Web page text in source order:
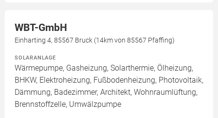
WBT-GmbH
Einharting 4, 85567 Bruck (14km von 85567 Pfaffing)
SOLARANLAGE
Wärmepumpe, Gasheizung, Solarthermie, Ölheizung,
BHKW, Elektroheizung, Fußbodenheizung, Photovoltaik,
Dämmung, Badezimmer, Architekt, Wohnraumlüftung,
Brennstoffzelle, Umwälzpumpe